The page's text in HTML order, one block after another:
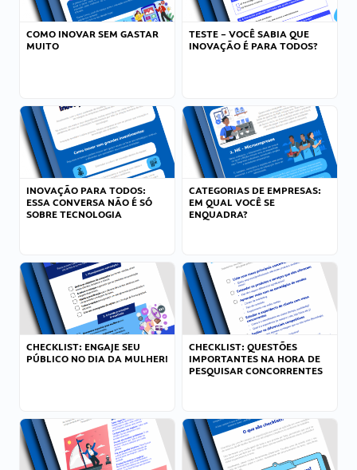
COMO INOVAR SEM GASTAR
MUITO
TESTE – VOCÊ SABIA QUE
INOVAÇÃO É PARA TODOS?
INOVAÇÃO PARA TODOS:
ESSA CONVERSA NÃO É SÓ
SOBRE TECNOLOGIA
CATEGORIAS DE EMPRESAS:
EM QUAL VOCÊ SE
ENQUADRA?
CHECKLIST: ENGAJE SEU
PÚBLICO NO DIA DA MULHER!
CHECKLIST: QUESTÕES
IMPORTANTES NA HORA DE
PESQUISAR CONCORRENTES